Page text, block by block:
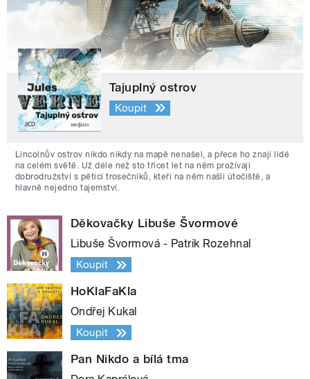
Tajuplný ostrov
Koupit
Lincolnův ostrov nikdo nikdy na mapě nenašel, a přece ho znají lidé
na celém světě. Už déle než sto třicet let na něm prožívají
dobrodružství s pěticí trosečníků, kteří na něm našli útočiště, a
hlavně nejedno tajemství.
Děkovačky Libuše Švormové
Libuše Švormová - Patrik Rozehnal
Koupit
HoKlaFaKla
Ondřej Kukal
Koupit
Pan Nikdo a bílá tma